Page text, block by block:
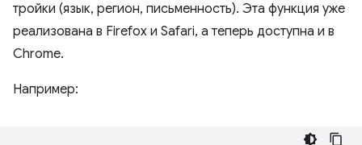
тройки (язык, регион, письменность). Эта функция уже
реализована в Firefox и Safari, а теперь доступна и в
Chrome.
Например: